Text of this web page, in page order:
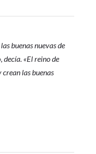
buenas nuevas de
decía. «El reino de
crean las buenas